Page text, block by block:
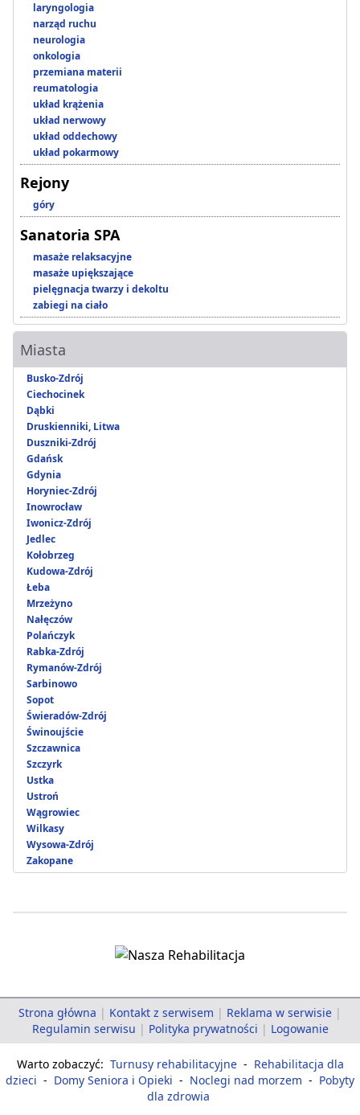
laryngologia
narząd ruchu
neurologia
onkologia
przemiana materii
reumatologia
układ krążenia
układ nerwowy
układ oddechowy
układ pokarmowy
Rejony
góry
Sanatoria SPA
masaże relaksacyjne
masaże upiększające
pielęgnacja twarzy i dekoltu
zabiegi na ciało
Miasta
Busko-Zdrój
Ciechocinek
Dąbki
Druskienniki, Litwa
Duszniki-Zdrój
Gdańsk
Gdynia
Horyniec-Zdrój
Inowrocław
Iwonicz-Zdrój
Jedlec
Kołobrzeg
Kudowa-Zdrój
Łeba
Mrzeżyno
Nałęczów
Polańczyk
Rabka-Zdrój
Rymanów-Zdrój
Sarbinowo
Sopot
Świeradów-Zdrój
Świnoujście
Szczawnica
Szczyrk
Ustka
Ustroń
Wągrowiec
Wilkasy
Wysowa-Zdrój
Zakopane
Strona główna | Kontakt z serwisem | Reklama w serwisie |
Regulamin serwisu | Polityka prywatności | Logowanie
Warto zobaczyć: Turnusy rehabilitacyjne - Rehabilitacja dla
dzieci - Domy Seniora i Opieki - Noclegi nad morzem - Pobyty
dla zdrowia